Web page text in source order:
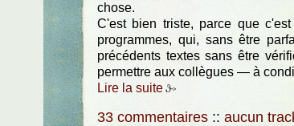
chose.
C'est bien triste, parce que
programmes, qui, sans être
précédents textes sans être
permettre aux collègues — à
Lire la suite
33 commentaires :: aucun